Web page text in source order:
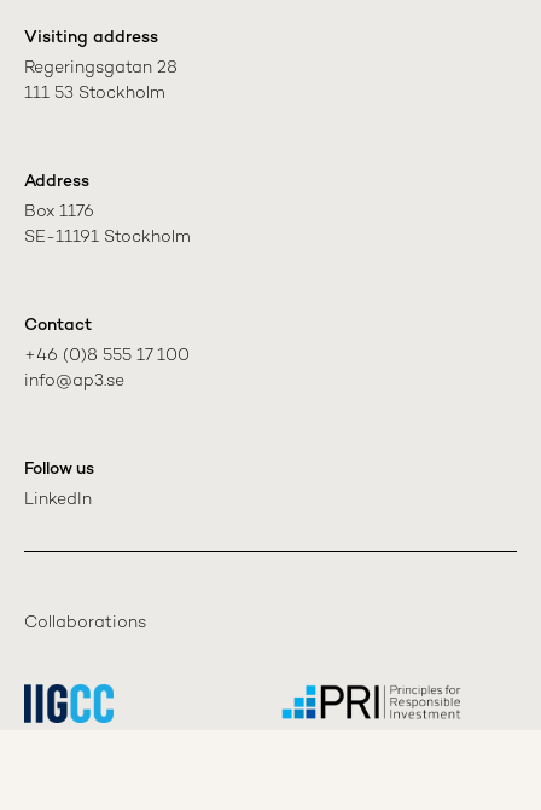
Visiting address
Regeringsgatan 28
111 53 Stockholm
Address
Box 1176
SE-11191 Stockholm
Contact
+46 (0)8 555 17 100
info@ap3.se
Follow us
LinkedIn
Collaborations